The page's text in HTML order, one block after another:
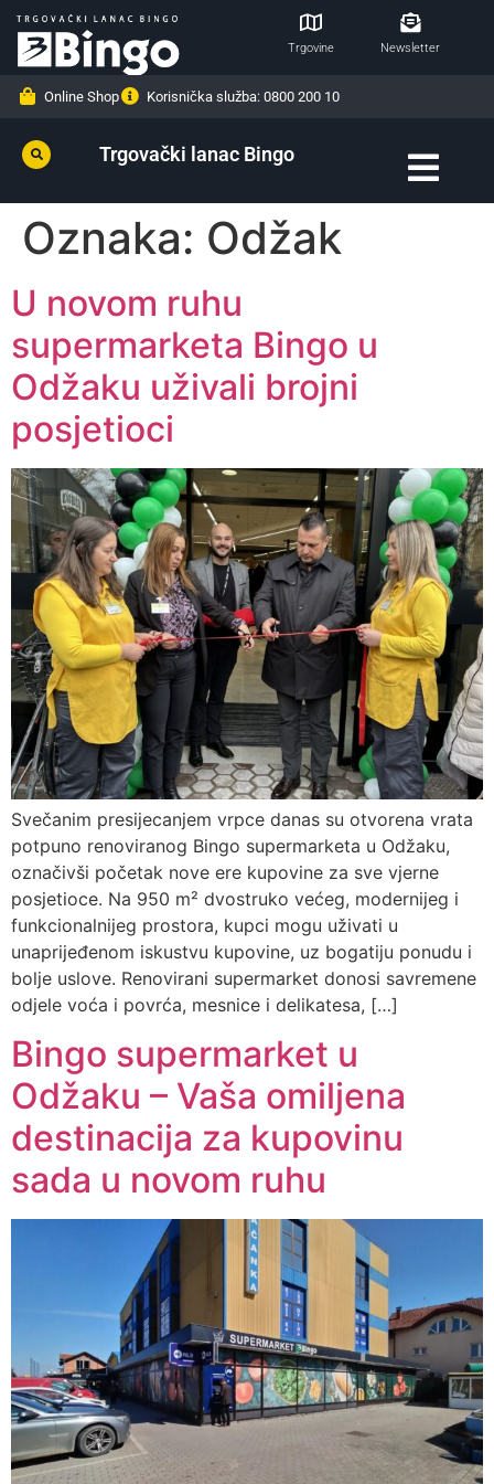
Trgovine Newsletter
Online Shop Korisnička služba: 0800 200 10
Trgovački lanac Bingo
Oznaka: Odžak
U novom ruhu
supermarketa Bingo u
Odžaku uživali brojni
posjetioci
Svečanim presijecanjem vrpce danas su otvorena vrata
potpuno renoviranog Bingo supermarketa u Odžaku,
označivši početak nove ere kupovine za sve vjerne
posjetioce. Na 950 m² dvostruko većeg, modernijeg i
funkcionalnijeg prostora, kupci mogu uživati u
unaprijeđenom iskustvu kupovine, uz bogatiju ponudu i
bolje uslove. Renovirani supermarket donosi savremene
odjele voća i povrća, mesnice i delikatesa, […]
Bingo supermarket u
Odžaku – Vaša omiljena
destinacija za kupovinu
sada u novom ruhu